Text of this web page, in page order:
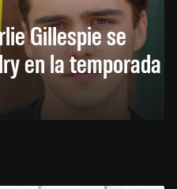
Gillespie se
en la temporada